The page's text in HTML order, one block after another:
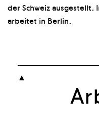
der Schweiz ausgestellt.
arbeitet in Berlin.
